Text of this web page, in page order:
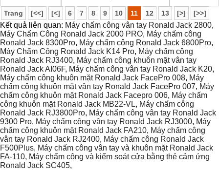
Trang [<<] [<] 6 7 8 9 10 11 12 13 [>] [>>]
Kết quả liên quan: Máy chấm công vân tay Ronald Jack 2800,
Máy Chấm Công Ronald Jack 2000 PRO, Máy chấm công
Ronald Jack 8300Pro, Máy chấm công Ronald Jack 6800Pro,
Máy Chấm Công Ronald Jack K14 Pro, Máy chấm công
Ronald Jack RJ3400, Máy chấm công khuôn mặt vân tay
Ronald Jack AI06F, Máy chấm công vân tay Ronald Jack K20,
Máy chấm công khuôn mặt Ronald Jack FacePro 008, Máy
chấm công khuôn mặt vân tay Ronald Jack FacePro 007, Máy
chấm công khuôn mặt Ronald Jack Facepro 006, Máy chấm
công khuôn mặt Ronald Jack MB22-VL, Máy chấm công
Ronald Jack RJ3800Pro, Máy chấm công vân tay Ronald Jack
9300 Pro, Máy chấm công vân tay Ronald Jack RJ3000, Máy
chấm công khuôn mặt Ronald Jack FA210, Máy chấm công
vân tay Ronald Jack RJ2400, Máy chấm công Ronald Jack
F500Plus, Máy chấm công vân tay và khuôn mặt Ronald Jack
FA-110, Máy chấm công và kiểm soát cửa bằng thẻ cảm ứng
Ronald Jack SC405,